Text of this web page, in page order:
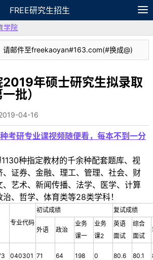
FREE研究生招生
题
学院
请邮件至freekaoyan#163.com(#换成@)
2019年硕士研究生拟录取
批）
04-16
考研专业课视频随便看，每本不到一分
种指定教材的千余种配套题库、视
证券、金融、理工、管理、社会、财
、艺术、新闻传播、法学、医学、计算
、哲学、体育类等28类学科！
专业代码
初试成绩 复试成绩
外语 政治
业务
课一
业务
课2
英语
面试
综合
面试
040301 71 64 198 0 80.6 80.1